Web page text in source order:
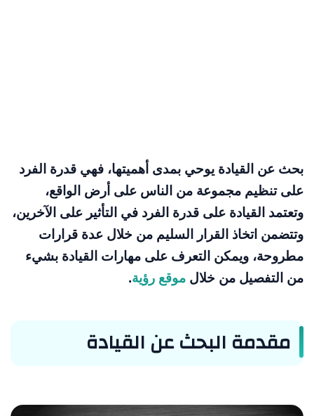
بحث عن القيادة يوحي بمدى أهميتها، فهي قدرة الفرد
على تنظيم مجموعة من الناس على أرض الواقع،
وتعتمد القيادة على قدرة الفرد في التأثير على الآخرين،
وتتضمن اتخاذ القرار السليم من خلال عدة قرارات
مطروحة، ويمكن التعرف على مهارات القيادة بشيء
من التفصيل من خلال موقع رؤية.
مقدمة البحث عن القيادة